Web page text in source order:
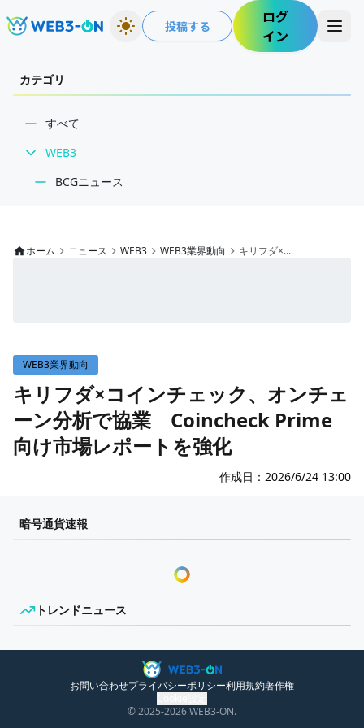
投稿する
ログ
イン
カテゴリ
すべて
WEB3
BCGニュース
インタビュー/WEB3
WEB3イベント
GAME
ゲームニュース
インタビュー/GAME
ECONOMY
トレンドニュース
ホーム ニュース WEB3 WEB3業界動向 キリフダ×...
WEB3業界動向
キリフダ×コインチェック、オンチェ
ーン分析で協業 Coincheck Prime
向け市場レポートを強化
作成日： 2026/6/24 13:00
センチメンタルな岩狸
暗号通貨速報
トレンドニュース
ニュースがありません。
お問い合わせプライバシーポリシー利用規約著作権
© 2025-2026WEB3-ON.